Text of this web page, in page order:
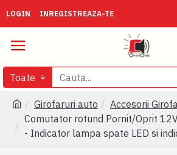
LOGIN INREGISTREAZA-TE
Toate
Girofaruri auto
Accesorii
Comutator rotund Pornit/Oprit
- Indicator lampa spate LED si